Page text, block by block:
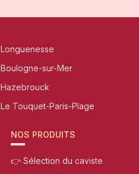
Longuenesse
Boulogne-sur-Mer
Hazebrouck
Le Touquet-Paris-Plage
NOS PRODUITS
👉 Sélection du caviste